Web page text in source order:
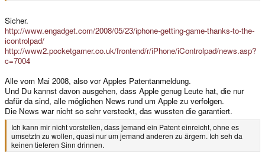
Sicher.
http://www.engadget.com/2008/05/23/iphone-getting-game-thanks-to-the-
icontrolpad/
http://www2.pocketgamer.co.uk/frontend/r/iPhone/iControlpad/news.asp?
c=7004
Alle vom Mai 2008, also vor Apples Patentanmeldung.
Und Du kannst davon ausgehen, dass Apple genug Leute hat, die nur
dafür da sind, alle möglichen News rund um Apple zu verfolgen.
Die News war nicht so sehr versteckt, das wussten die garantiert.
Ich kann mir nicht vorstellen, dass jemand ein Patent einreicht, ohne es
umsetztn zu wollen, quasi nur um jemand anderen zu ärgern. Ich seh da
keinen tieferen Sinn drinnen.